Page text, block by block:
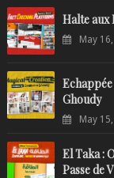
Halte aux
May
Ghoudy
May
El Taka :
Passe de